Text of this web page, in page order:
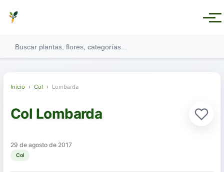
Inicio › Col › Lombarda
Col Lombarda
29 de agosto de 2017
Col